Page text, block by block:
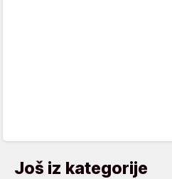
Još iz kategorije